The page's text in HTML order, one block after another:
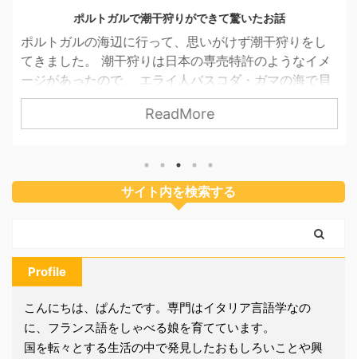
ポルトガルで潮干狩りができて驚いたお話
ポルトガルの海辺に行って、思いがけず潮干狩りをし
てきました。 潮干狩りは日本の専売特許のようなイメ
ージがあったので、 エライ人バスコダ・ガマの海で貝
をとる！ とは夢にも思っていなかったので、まさに驚
きの体験でした。 そんな夏休みの「外国で潮干狩り」
西の果てポルトガルへ行きました。 イベリア半島の西
側には大海原が広がっていて、ポルトガルの各地には
ReadMore
サイト内を検索する
Profile
こんにちは、ぱんたです。専門はイタリア言語学なの
に、フランス語をしゃべる娘を育てています。
国を転々とする生活の中で発見したおもしろいことや興